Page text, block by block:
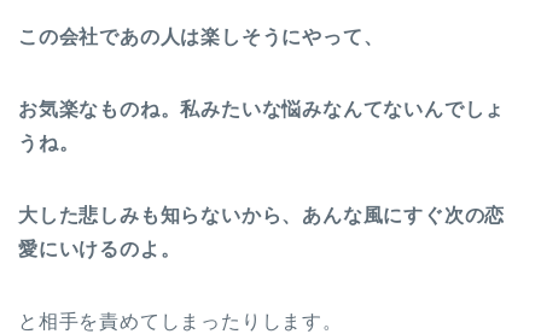
この会社であの人は楽しそうにやって、
お気楽なものね。私みたいな悩みなんてないんでしょ
うね。
大した悲しみも知らないから、あんな風にすぐ次の恋
愛にいけるのよ。
と相手を責めてしまったりします。